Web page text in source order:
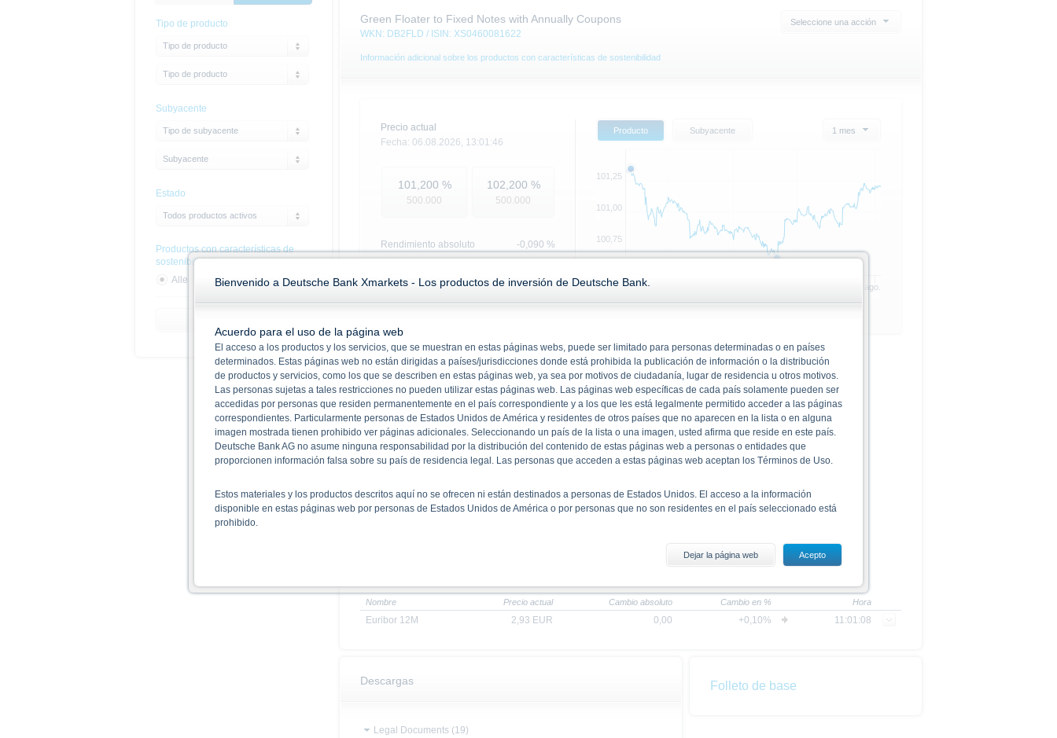
Green Floater to Fixed Notes with Annually Coupons
WKN: DB2FLD / ISIN: XS0460081622
Información adicional sobre los productos con características de sostenibilidad
Seleccione una acción
Precio actual
Fecha: 06.08.2026, 13:01:46
101,200 %
500.000
102,200 %
500.000
Rendimiento absoluto -0,090 %
Máximo mensual (oferta)
101,290%
Mínimo mensual (oferta)
100,640%
Producto Subyacente 1 mes
6. ago.
100,75
101,00
101,25
Base de datos
ISIN
XS0460081622
Tipo de producto
Capital Guarantee Note
Subyacente
Euribor 12M
Multiplicador
1,00
Quanto
No
Datos principales
CategoryFiguresControl: No figures found
Nombre Precio actual Cambio absoluto Cambio en % Hora
Euribor 12M 2,93 EUR 0,00 +0,10% 11:01:08
Descargas
Legal Documents (19)
Folleto de base
Tipo de producto
Tipo de producto
Tipo de producto
Subyacente
Tipo de subyacente
Subyacente
Estado
Todos productos activos
Productos con características de
sostenibilidad
Alle
Si Nein
Bienvenido a Deutsche Bank Xmarkets - Los productos de inversión de Deutsche Bank.
Acuerdo para el uso de la página web
El acceso a los productos y los servicios, que se muestran en estas páginas webs, puede ser limitado para personas determinadas o en países
determinados. Estas páginas web no están dirigidas a países/jurisdicciones donde está prohibida la publicación de información o la distribución
de productos y servicios, como los que se describen en estas páginas web, ya sea por motivos de ciudadanía, lugar de residencia u otros motivos.
Las personas sujetas a tales restricciones no pueden utilizar estas páginas web. Las páginas web específicas de cada país solamente pueden ser
accedidas por personas que residen permanentemente en el país correspondiente y a los que les está legalmente permitido acceder a las páginas
correspondientes. Particularmente personas de Estados Unidos de América y residentes de otros países que no aparecen en la lista o en alguna
imagen mostrada tienen prohibido ver páginas adicionales. Seleccionando un país de la lista o una imagen, usted afirma que reside en este país.
Deutsche Bank AG no asume ninguna responsabilidad por la distribución del contenido de estas páginas web a personas o entidades que
proporcionen información falsa sobre su país de residencia legal. Las personas que acceden a estas páginas web aceptan los Términos de Uso.
Estos materiales y los productos descritos aquí no se ofrecen ni están destinados a personas de Estados Unidos. El acceso a la información
disponible en estas páginas web por personas de Estados Unidos de América o por personas que no son residentes en el país seleccionado está
prohibido.
incluidos los riesgos, se muestran en los folletos correspondientes (folletos de base, incluidos los suplementos, así como las condiciones finales
respectivas). El folleto base, junto con sus suplementos y las condiciones finales, constituyen el único documento de venta vinculante para los
productos respectivos. Los inversores pueden descargarlos en https://www.xmarkets.db.com/ES. Los inversores deberán leer detenidamente el
Toda expresión de opinión de Deutsche Bank AG refleja la evaluación actual de Deutsche Bank que puede cambiar sin previo aviso. Como se
explica en el folleto base respectivo, la distribución de los productos mencionados en la página web de X-Markets está sujeta a restricciones en
Dejar la página web Acepto